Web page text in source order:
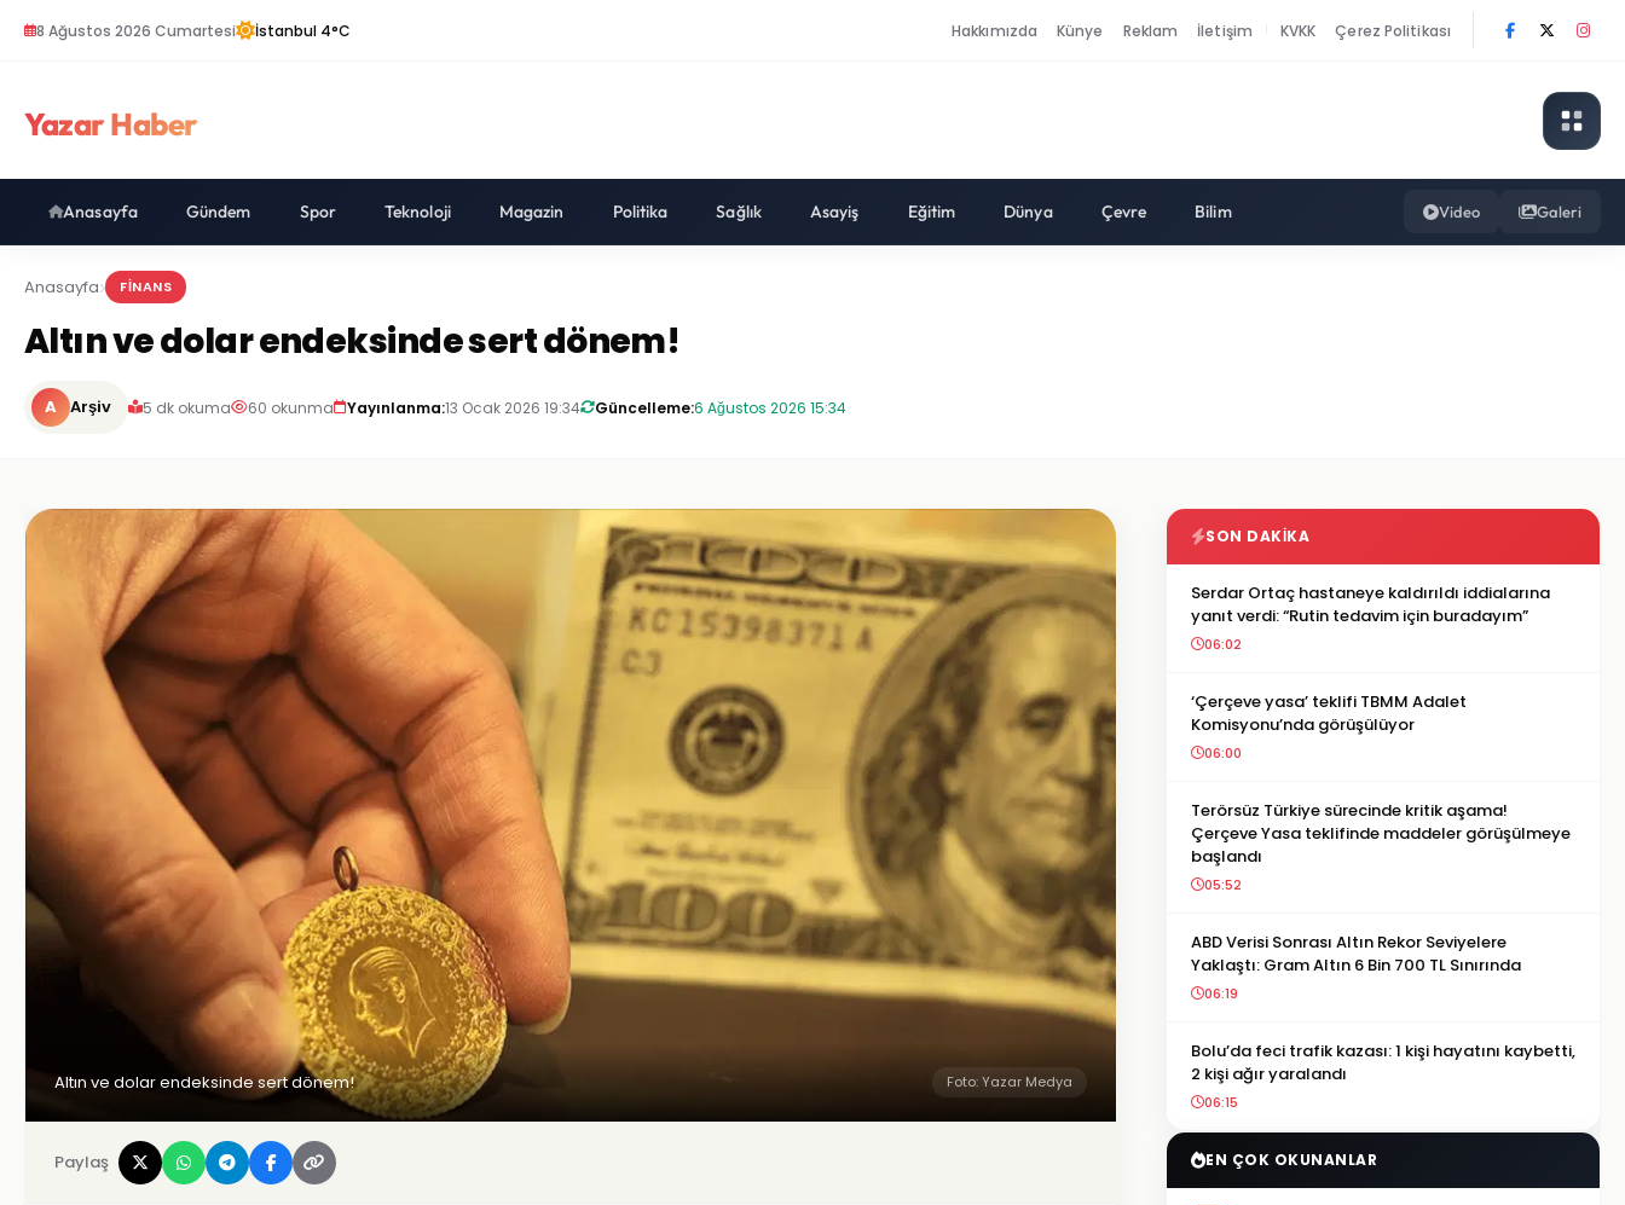
8 Ağustos 2026 Cumartesi İstanbul 4°C Hakkımızda Künye Reklam İletişim KVKK Çerez Politikası
Yazar Haber
Anasayfa Gündem Spor Teknoloji Magazin Politika Sağlık Asayiş Eğitim Dünya Çevre Bilim Video Galeri
Anasayfa FINANS
Altın ve dolar endeksinde sert dönem!
A Arşiv 5 dk okuma 60 okunma Yayınlanma:13 Ocak 2026 19:34 Güncelleme:6 Ağustos 2026 15:34
Altın ve dolar endeksinde sert dönem! Foto: Yazar Medya
Paylaş
SON DAKIKA
Serdar Ortaç hastaneye kaldırıldı iddialarına
yanıt verdi: “Rutin tedavim için buradayım”
06:02
‘Çerçeve yasa’ teklifi TBMM Adalet
Komisyonu’nda görüşülüyor
06:00
Terörsüz Türkiye sürecinde kritik aşama!
Çerçeve Yasa teklifinde maddeler görüşülmeye
başlandı
05:52
ABD Verisi Sonrası Altın Rekor Seviyelere
Yaklaştı: Gram Altın 6 Bin 700 TL Sınırında
06:19
Bolu’da feci trafik kazası: 1 kişi hayatını kaybetti,
2 kişi ağır yaralandı
06:15
EN ÇOK OKUNANLAR